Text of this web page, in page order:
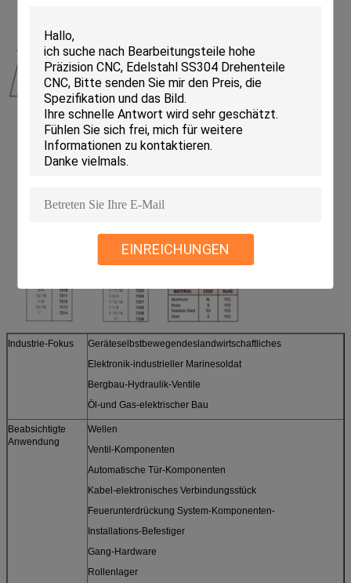
EINREICHUNGEN
Industrie-Fokus
Geräteselbstbewegendeslandwirtschaftliches
Elektronik-industrieller Marinesoldat
Bergbau-Hydraulik-Ventile
Öl-und Gas-elektrischer Bau
Beabsichtigte
Anwendung
Wellen
Ventil-Komponenten
Automatische Tür-Komponenten
Kabel-elektronisches Verbindungsstück
Feuerunterdrückung System-Komponenten-
Installations-Befestiger
Gang-Hardware
Rollenlager